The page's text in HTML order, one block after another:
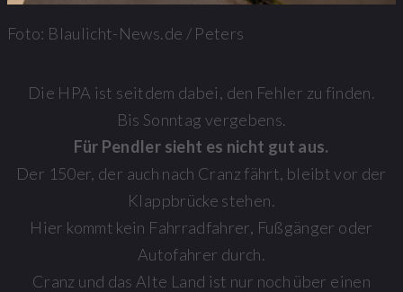
Foto: Blaulicht-News.de / Peters
Die HPA ist seitdem dabei, den Fehler zu finden.
Bis Sonntag vergebens.
Für Pendler sieht es nicht gut aus.
Der 150er, der auch nach Cranz fährt, bleibt vor der
Klappbrücke stehen.
Hier kommt kein Fahrradfahrer, Fußgänger oder
Autofahrer durch.
Cranz und das Alte Land ist nur noch über einen